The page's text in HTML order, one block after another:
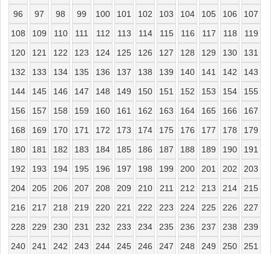
96
97 98 99 100 101 102 103 104 105 106
107
108
109 110 111 112 113 114 115 116 117 118
119
120
121 122 123 124 125 126 127 128 129 130
131
132
133 134 135 136 137 138 139 140 141 142
143
144
145 146 147 148 149 150 151 152 153 154
155
156
157 158 159 160 161 162 163 164 165 166
167
168
169 170 171 172 173 174 175 176 177 178
179
180
181 182 183 184 185 186 187 188 189 190
191
192
193 194 195 196 197 198 199 200 201 202
203
204
205 206 207 208 209 210 211 212 213 214
215
216
217 218 219 220 221 222 223 224 225 226
227
228
229 230 231 232 233 234 235 236 237 238
239
240
241 242 243 244 245 246 247 248 249 250
251